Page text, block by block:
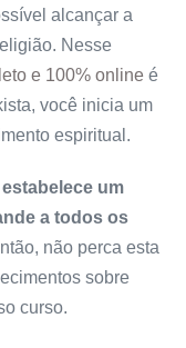
alcançar a
Nesse
e 100% online é
você inicia um
espiritual.
um
a todos os
não perca esta
sobre
curso.